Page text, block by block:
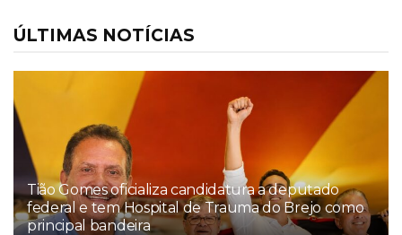
ÚLTIMAS NOTÍCIAS
Tião Gomes oficializa candidatura a deputado
federal e tem Hospital de Trauma do Brejo como
principal bandeira